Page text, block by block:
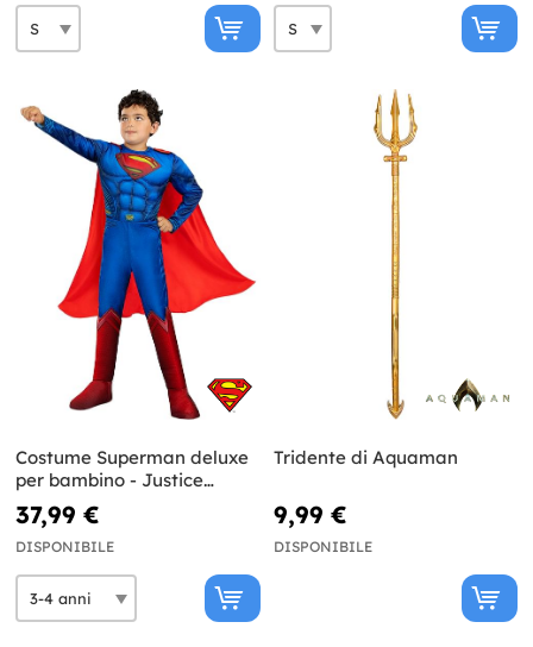
Costume Superman deluxe
per bambino - Justice
League
37,99 €
DISPONIBILE
Tridente di Aquaman
9,99 €
DISPONIBILE